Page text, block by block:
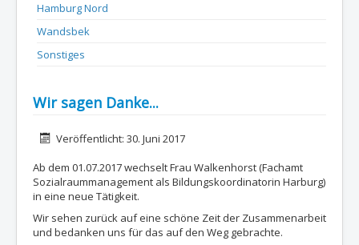
Hamburg Nord
Wandsbek
Sonstiges
Wir sagen Danke...
DetailsVeröffentlicht: 30. Juni 2017
Ab dem 01.07.2017 wechselt Frau Walkenhorst (Fachamt
Sozialraummanagement als Bildungskoordinatorin Harburg)
in eine neue Tätigkeit.
Wir sehen zurück auf eine schöne Zeit der Zusammenarbeit
und bedanken uns für das auf den Weg gebrachte.